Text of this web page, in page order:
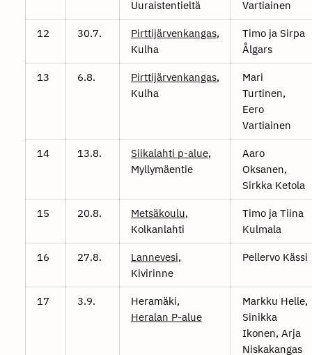
Uuraistentieltä
Vartiainen
12 30.7. Pirttijärvenkangas,
Kulha
Timo ja Sirpa
Ålgars
13 6.8. Pirttijärvenkangas,
Kulha
Mari
Turtinen,
Eero
Vartiainen
14 13.8. Siikalahti p-alue,
Myllymäentie
Aaro
Oksanen,
Sirkka Ketola
15 20.8. Metsäkoulu,
Kolkanlahti
Timo ja Tiina
Kulmala
16 27.8. Lannevesi,
Kivirinne
Pellervo Kässi
17 3.9.
Heramäki,
Heralan P-alue
Markku Helle,
Sinikka
Ikonen, Arja
Niskakangas